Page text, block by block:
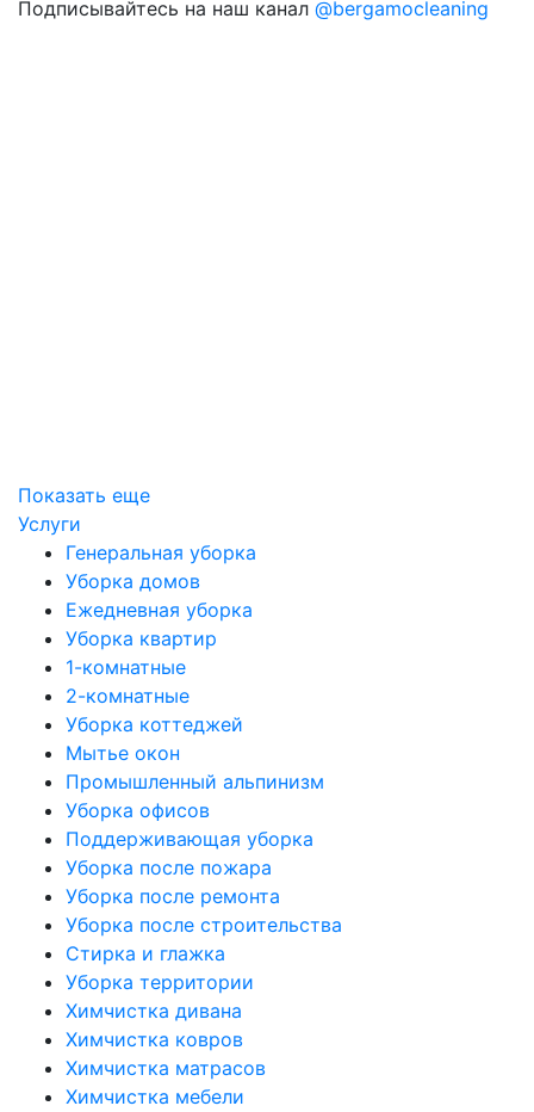
Подписывайтесь на наш канал @bergamocleaning
Показать еще
Услуги
Генеральная уборка
Уборка домов
Ежедневная уборка
Уборка квартир
1-комнатные
2-комнатные
Уборка коттеджей
Мытье окон
Промышленный альпинизм
Уборка офисов
Поддерживающая уборка
Уборка после пожара
Уборка после ремонта
Уборка после строительства
Стирка и глажка
Уборка территории
Химчистка дивана
Химчистка ковров
Химчистка матрасов
Химчистка мебели